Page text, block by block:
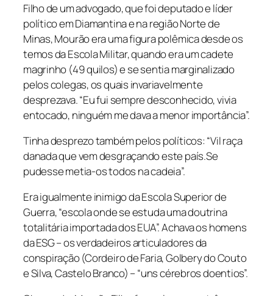
Filho de um advogado, que foi deputado e líder
político em Diamantina e na região Norte de
Minas, Mourão era uma figura polêmica desde os
temos da Escola Militar, quando era um cadete
magrinho (49 quilos) e se sentia marginalizado
pelos colegas, os quais invariavelmente
desprezava. “Eu fui sempre desconhecido, vivia
entocado, ninguém me dava a menor importância”.
Tinha desprezo também pelos políticos: “Vil raça
danada que vem desgraçando este país.Se
pudesse metia-os todos na cadeia”.
Era igualmente inimigo da Escola Superior de
Guerra, “escola onde se estuda uma doutrina
totalitária importada dos EUA”. Achava os homens
da ESG – os verdadeiros articuladores da
conspiração (Cordeiro de Faria, Golbery do Couto
e Silva, Castelo Branco) – “uns cérebros doentios”.